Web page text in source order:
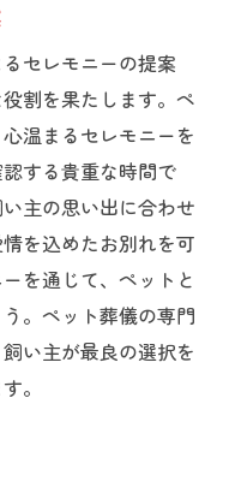
セレモニーの提案
割を果たします。ペ
温まるセレモニーを
する貴重な時間で
主の思い出に合わせ
を込めたお別れを可
を通じて、ペットと
。ペット葬儀の専門
い主が最良の選択を
。